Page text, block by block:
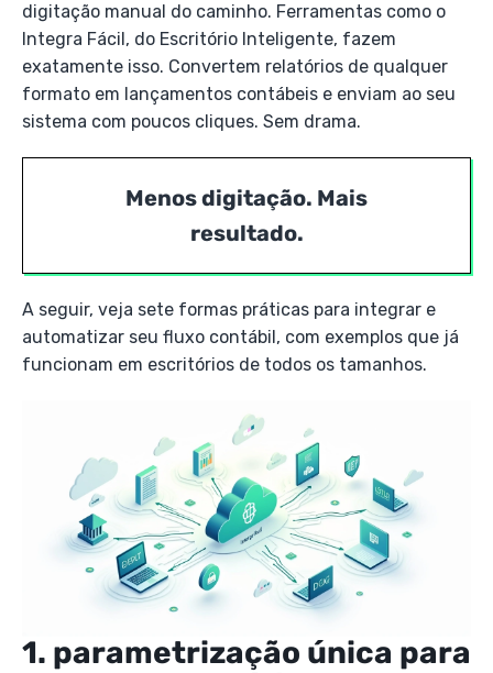
digitação manual do caminho. Ferramentas como o
Integra Fácil, do Escritório Inteligente, fazem
exatamente isso. Convertem relatórios de qualquer
formato em lançamentos contábeis e enviam ao seu
sistema com poucos cliques. Sem drama.
Menos digitação. Mais
resultado.
A seguir, veja sete formas práticas para integrar e
automatizar seu fluxo contábil, com exemplos que já
funcionam em escritórios de todos os tamanhos.
1. parametrização única para